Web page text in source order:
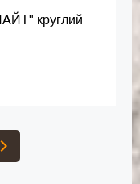
круглий